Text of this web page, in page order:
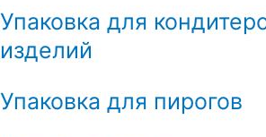
Упаковка для
изделий
Упаковка для пирогов